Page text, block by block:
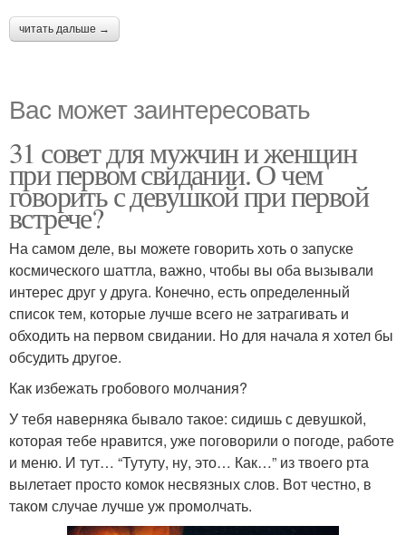
читать дальше →
Вас может заинтересовать
31 совет для мужчин и женщин
при первом свидании. О чем
говорить с девушкой при первой
встрече?
На самом деле, вы можете говорить хоть о запуске
космического шаттла, важно, чтобы вы оба вызывали
интерес друг у друга. Конечно, есть определенный
список тем, которые лучше всего не затрагивать и
обходить на первом свидании. Но для начала я хотел бы
обсудить другое.
Как избежать гробового молчания?
У тебя наверняка бывало такое: сидишь с девушкой,
которая тебе нравится, уже поговорили о погоде, работе
и меню. И тут… “Тутуту, ну, это… Как…” из твоего рта
вылетает просто комок несвязных слов. Вот честно, в
таком случае лучше уж промолчать.